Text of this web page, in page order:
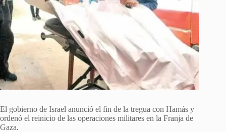
El gobierno de Israel anunció el fin de la tregua con Hamás y
ordenó el reinicio de las operaciones militares en la Franja de
Gaza.